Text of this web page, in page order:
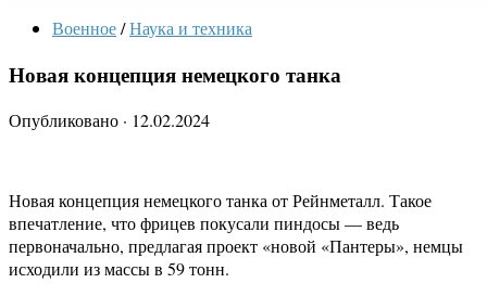
Военное/Наука и техника
Новая концепция немецкого танка
Опубликовано · 12.02.2024
Новая концепция немецкого танка от Рейнметалл. Такое
впечатление, что фрицев покусали пиндосы — ведь
первоначально, предлагая проект «новой «Пантеры», немцы
исходили из массы в 59 тонн.